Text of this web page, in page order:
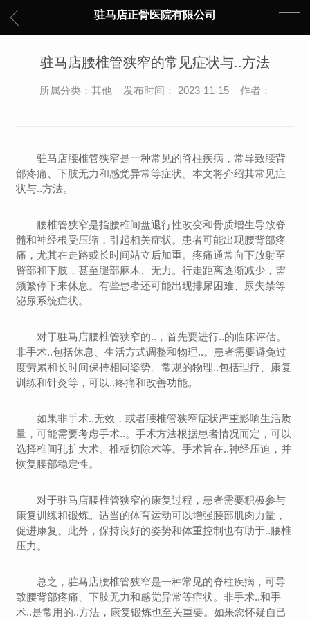
驻马店正骨医院有限公司
驻马店腰椎管狭窄的常见症状与..方法
所属分类：其他 发布时间： 2023-11-15 作者：
驻马店腰椎管狭窄是一种常见的脊柱疾病，常导致腰背
部疼痛、下肢无力和感觉异常等症状。本文将介绍其常见症
状与..方法。
腰椎管狭窄是指腰椎间盘退行性改变和骨质增生导致脊
髓和神经根受压缩，引起相关症状。患者可能出现腰背部疼
痛，尤其在走路或长时间站立后加重。疼痛通常向下放射至
臀部和下肢，甚至腿部麻木、无力。行走距离逐渐减少，需
频繁停下来休息。有些患者还可能出现排尿困难、尿失禁等
泌尿系统症状。
对于驻马店腰椎管狭窄的..，首先要进行..的临床评估。
非手术..包括休息、生活方式调整和物理..。患者需要避免过
度劳累和长时间保持相同姿势。常规的物理..包括理疗、康复
训练和针灸等，可以..疼痛和改善功能。
如果非手术..无效，或者腰椎管狭窄症状严重影响生活质
量，可能需要考虑手术..。手术方法根据患者情况而定，可以
选择椎间孔扩大术、椎板切除术等。手术旨在..神经压迫，并
恢复腰部稳定性。
对于驻马店腰椎管狭窄的康复过程，患者需要积极参与
康复训练和锻炼。适当的体育运动可以增强腰部肌肉力量，
促进康复。此外，保持良好的姿势和体重控制也有助于..腰椎
压力。
总之，驻马店腰椎管狭窄是一种常见的脊柱疾病，可导
致腰背部疼痛、下肢无力和感觉异常等症状。非手术..和手
术..是常用的..方法，康复锻炼也至关重要。如果您怀疑自己